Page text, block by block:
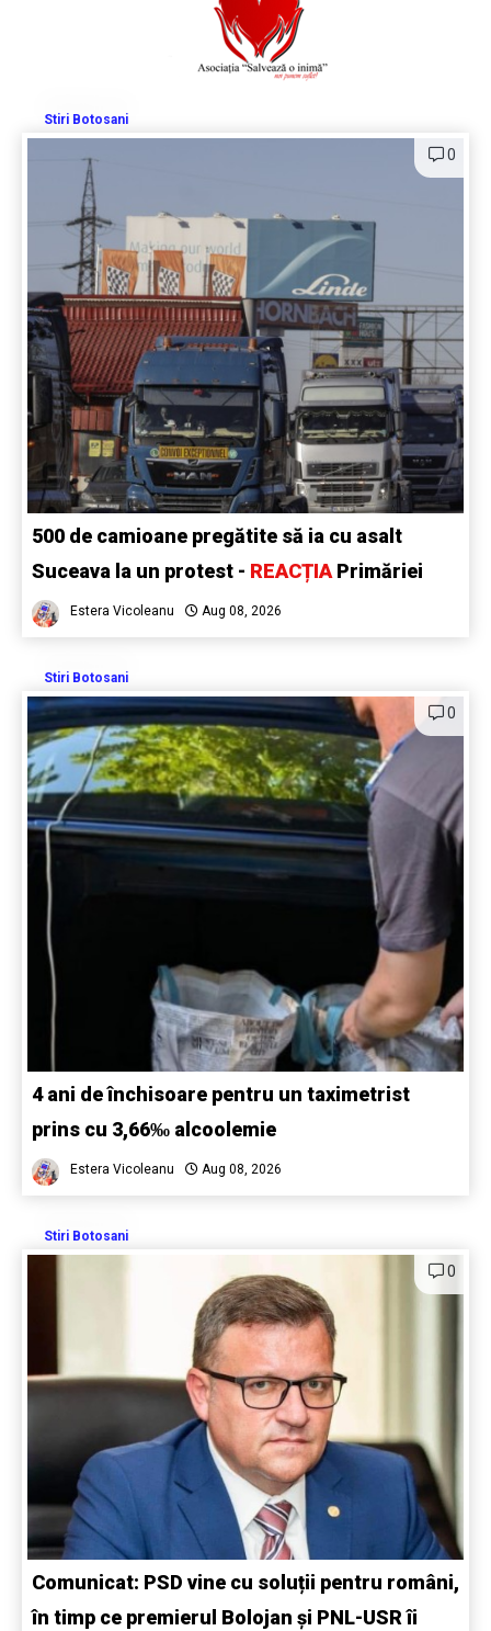
Stiri Botosani
0
500 de camioane pregătite să ia cu asalt
Suceava la un protest - REACȚIAPrimăriei
Estera Vicoleanu Aug 08, 2026
Stiri Botosani
0
4 ani de închisoare pentru un taximetrist
prins cu 3,66‰ alcoolemie
Estera Vicoleanu Aug 08, 2026
Stiri Botosani
0
Comunicat: PSD vine cu soluții pentru români,
în timp ce premierul Bolojan și PNL-USR îi